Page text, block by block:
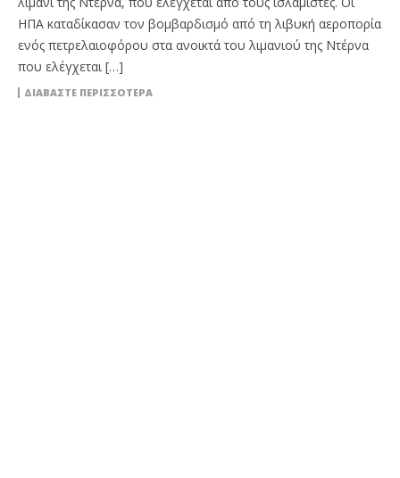
ΗΠΑ καταδίκασαν τον βομβαρδισμό από τη λιβυκή αεροπορία
ενός πετρελαιοφόρου στα ανοικτά του λιμανιού της Ντέρνα
που ελέγχεται […]
ΔΙΑΒΆΣΤΕ ΠΕΡΙΣΣΌΤΕΡΑ